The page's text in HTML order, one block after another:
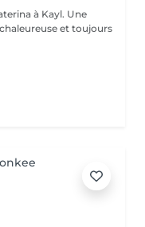
à Kayl. Une
et toujours